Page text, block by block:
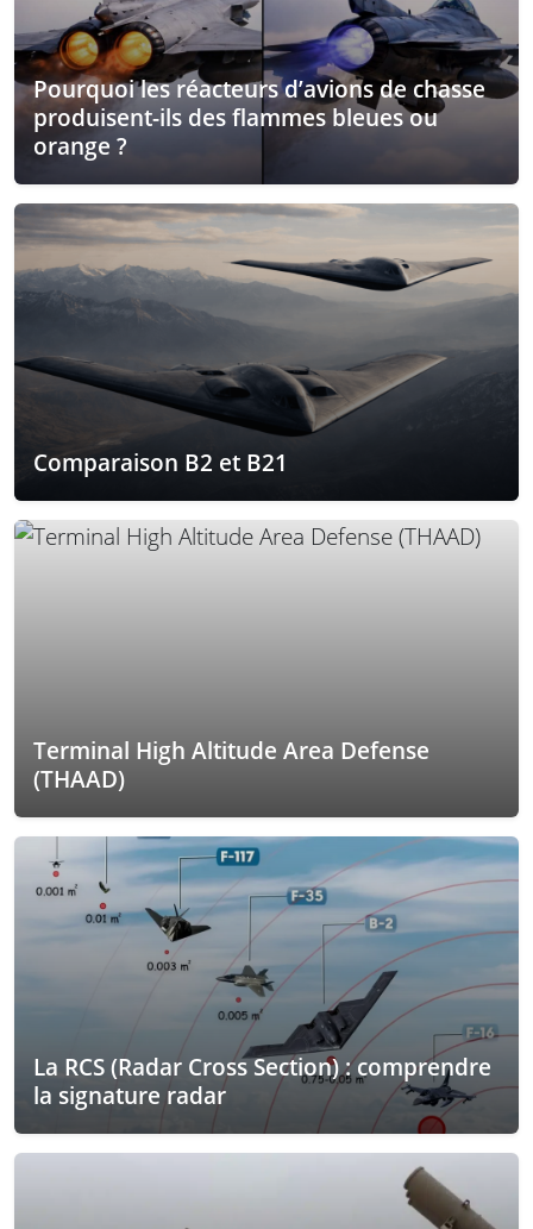
Pourquoi les réacteurs d’avions de chasse
produisent-ils des flammes bleues ou
orange ?
Comparaison B2 et B21
Terminal High Altitude Area Defense
(THAAD)
La RCS (Radar Cross Section) : comprendre
la signature radar